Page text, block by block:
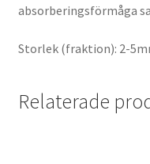
absorberingsförmåga
Storlek (fraktion): 2-
Relaterade